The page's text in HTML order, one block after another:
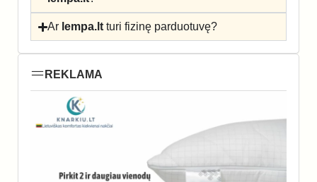
Ar lempa.lt turi fizinę parduotuvę?
REKLAMA